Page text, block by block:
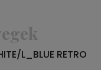
L_BLUE RETRO